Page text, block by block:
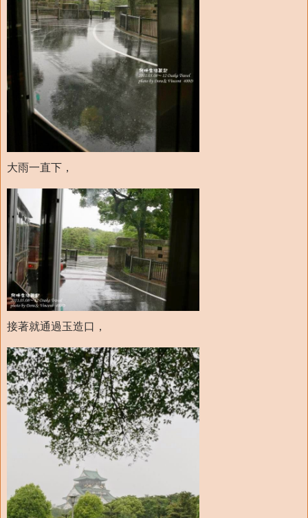
大雨一直下，
接著就通過玉造口，